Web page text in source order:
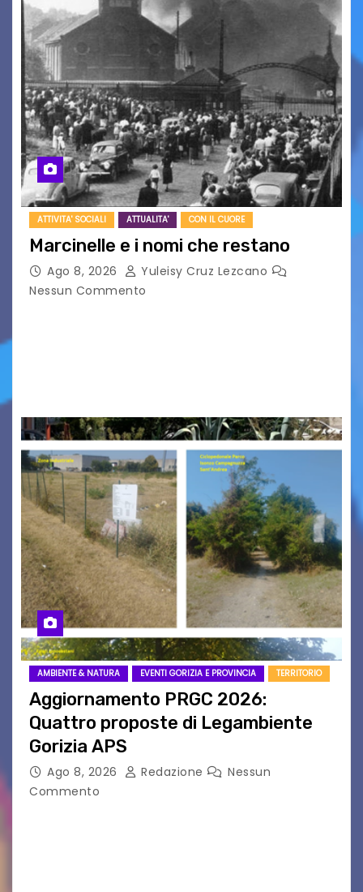
ATTIVITA' SOCIALI ATTUALITA' CON IL CUORE
Marcinelle e i nomi che restano
Ago 8, 2026
Yuleisy Cruz Lezcano
Nessun Commento
AMBIENTE & NATURA EVENTI GORIZIA E PROVINCIA TERRITORIO
Aggiornamento PRGC 2026:
Quattro proposte di Legambiente
Gorizia APS
Ago 8, 2026 Redazione
Nessun
Commento